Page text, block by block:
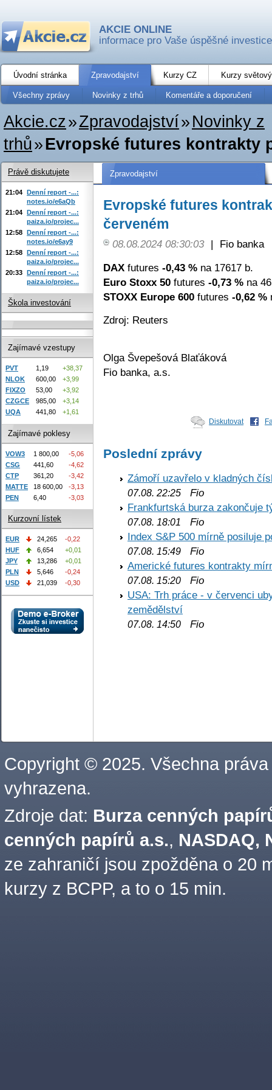
AKCIE ONLINE
informace pro Vaše úspěšné investice
Úvodní stránka Zpravodajství Kurzy CZ Kurzy
Všechny zprávy Novinky z trhů Komentáře a doporučení
Akcie.cz»Zpravodajství» Novinky z
trhů»Evropské futures kontrakty
Zpravodajství
Evropské futures
červeném
08.08.2024 08:30:03 |
Fio banka
DAX futures -0,43 % na 17617 b.
Euro Stoxx 50 futures -0,73 % na
STOXX Europe 600 futures -0,62 %
Zdroj: Reuters
Olga Švepešová Blaťáková
Fio banka, a.s.
Diskutovat
Poslední zprávy
Zámoří uzavřelo v kladných
07.08. 22:25 Fio
Frankfurtská burza zakončuje
07.08. 18:01
Fio
Index S&P 500 mírně posiluje
07.08. 15:49 Fio
Americké futures kontrakty
07.08. 15:20 Fio
USA: Trh práce - v červenci
zemědělství
07.08. 14:50 Fio
Právě diskutujete
21:04 Denní report -...:
notes.io/e6aQb
21:04 Denní report -...:
paiza.io/projec...
12:58 Denní report -...:
notes.io/e6ay9
12:58 Denní report -...:
paiza.io/projec...
20:33 Denní report -...:
paiza.io/projec...
Škola investování
Zajímavé vzestupy
PVT 1,19
+38,37
NLOK
600,00
+3,99
FIXZO
53,00
+3,92
CZGCE
985,00
+3,14
UQA
441,80 +1,61
Zajímavé poklesy
VOW3 1 800,00
-5,06
CSG
441,60
-4,62
CTP
361,20
-3,42
MATTE
18 600,00
-3,13
PEN
6,40 -3,03
Kurzovní lístek
EUR 24,265
-0,22
HUF
6,654
+0,01
JPY
13,286
+0,01
PLN
5,646
-0,24
USD
21,039 -0,30
Copyright © 2025. Všechna práva
vyhrazena.
Zdroje dat: Burza cenných
cenných papírů a.s., NASDAQ,
ze zahraničí jsou zpožděna o 20
kurzy z BCPP, a to o 15 min.